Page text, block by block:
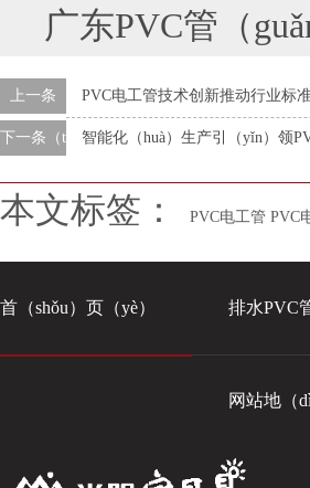
广东PVC管（guǎn）
上一条 PVC电工管技术创新推动行业标
下一条（tiáo）智能化（huà）生产引（yǐn）领
本文标签： PVC电工管 PVC
首（shǒu）页（yè） 排水PVC
网站地（